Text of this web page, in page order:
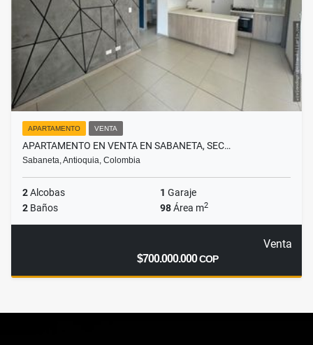
APARTAMENTO VENTA
APARTAMENTO EN VENTA EN SABANETA, SEC…
Sabaneta, Antioquia, Colombia
2Alcobas 1 Garaje
2 Baños 98Área m2
Venta
$700.000.000COP